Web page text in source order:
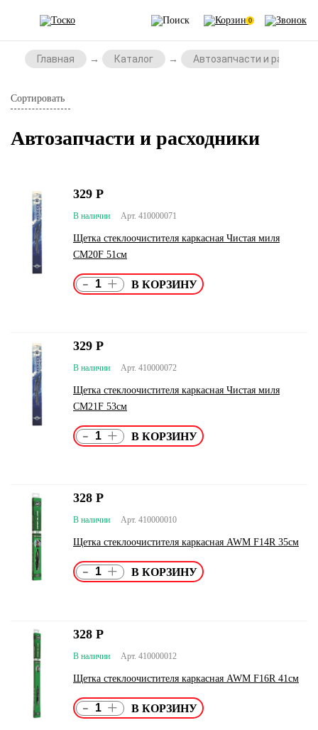
0
Главная Каталог Автозапчасти и
Сортировать
Автозапчасти и расходники
Арт. 410000071
В наличии
Щетка стеклоочистителя каркасная Чистая миля
СМ20F 51см
329 Р
- +
Арт. 410000072
В наличии
Щетка стеклоочистителя каркасная Чистая миля
СМ21F 53см
329 Р
- +
Арт. 410000010
В наличии
Щетка стеклоочистителя каркасная AWM F14R 35см
328 Р
- +
Арт. 410000012
В наличии
Щетка стеклоочистителя каркасная AWM F16R 41см
328 Р
- +